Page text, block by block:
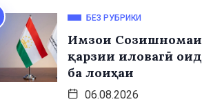
БЕЗ РУБРИКИ
Имзои Созишномаи
қарзии иловагӣ оид
ба лоиҳаи
06.08.2026